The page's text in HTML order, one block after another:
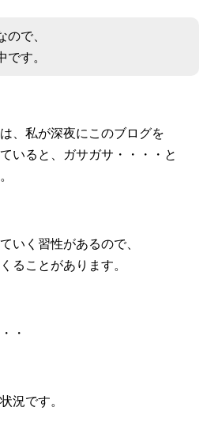
ので、
す。
、私が深夜にこのブログを
いると、ガサガサ・・・・と
いく習性があるので、
ることがあります。
・
況です。